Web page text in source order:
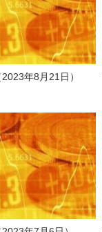
年8月21日）